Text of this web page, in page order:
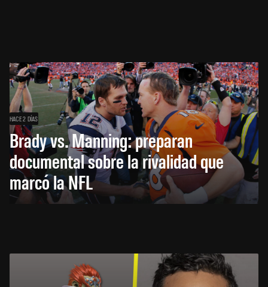
HACE 2 DÍAS
Brady vs. Manning: preparan
documental sobre la rivalidad que
marcó la NFL